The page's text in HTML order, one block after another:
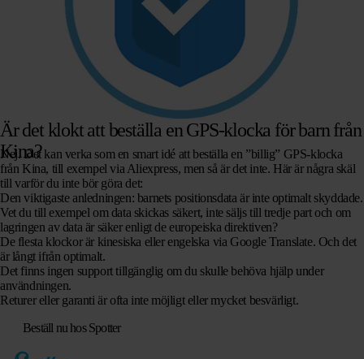
Är det klokt att beställa en GPS-klocka för barn från
Kina?
Nej. Det kan verka som en smart idé att beställa en ”billig” GPS-klocka
från Kina, till exempel via Aliexpress, men så är det inte. Här är några skäl
till varför du inte bör göra det:
Den viktigaste anledningen: barnets positionsdata är inte optimalt skyddade.
Vet du till exempel om data skickas säkert, inte säljs till tredje part och om
lagringen av data är säker enligt de europeiska direktiven?
De flesta klockor är kinesiska eller engelska via Google Translate. Och det
är långt ifrån optimalt.
Det finns ingen support tillgänglig om du skulle behöva hjälp under
användningen.
Returer eller garanti är ofta inte möjligt eller mycket besvärligt.
Beställ nu hos Spotter